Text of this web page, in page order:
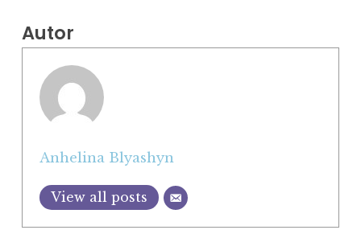
Autor
Anhelina Blyashyn
View all posts